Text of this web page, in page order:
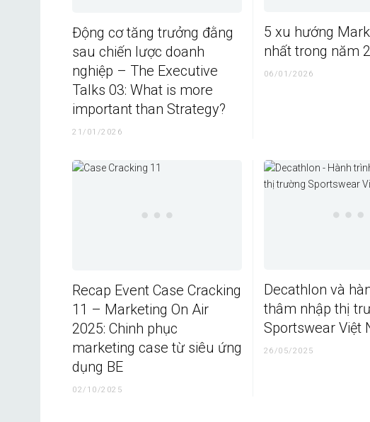
Động cơ tăng trưởng đằng
sau chiến lược doanh
nghiệp – The Executive
Talks 03: What is more
important than Strategy?
21/01/2026
5 xu hướng
nhất trong năm
06/01/2026
Recap Event Case Cracking
11 – Marketing On Air
2025: Chinh phục
marketing case từ siêu ứng
dụng BE
02/10/2025
Decathlon và
thâm nhập thị
Sportswear Việt
26/05/2025